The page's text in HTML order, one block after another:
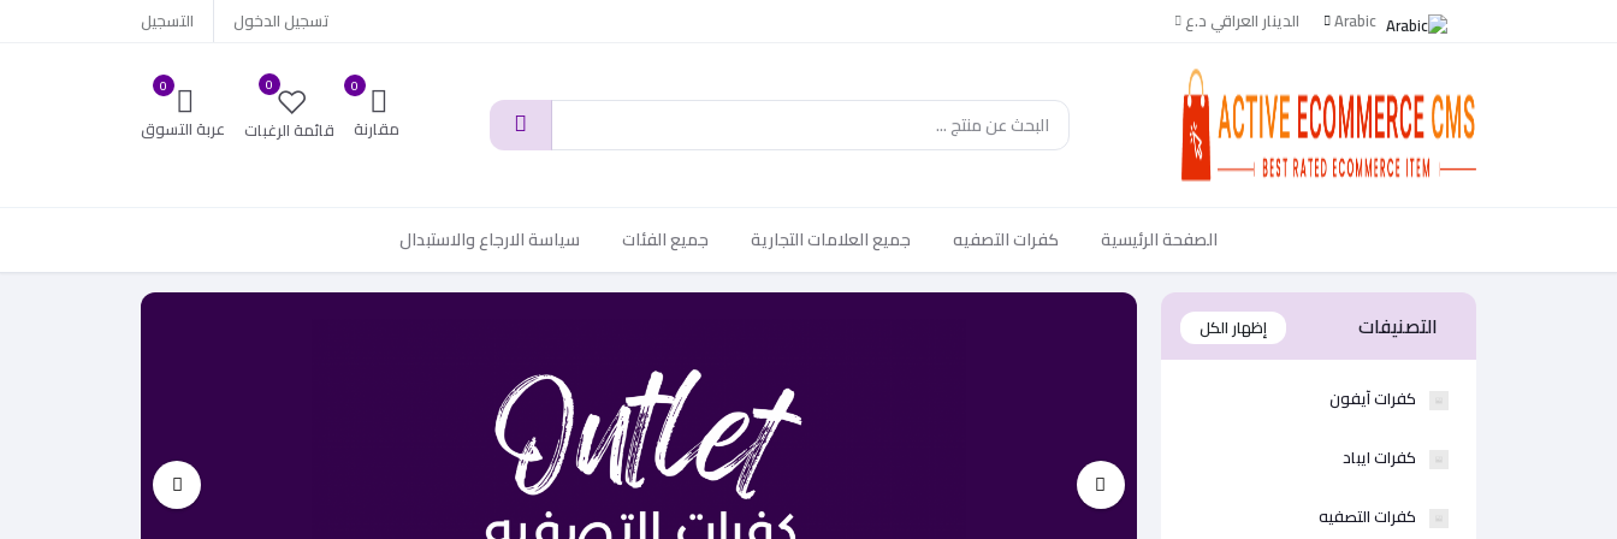
Arabic الدينار العراقي د.ع تسجيل الدخول التسجيل
0
مقارنة
0
قائمة الرغبات
0
عربة التسوق
الصفحة الرئيسية كفرات التصفيه جميع العلامات التجارية جميع الفئات سياسة الارجاع والاستبدال
التصنيفات إظهار الكل
كفرات آيفون
كفرات ايباد
كفرات التصفيه